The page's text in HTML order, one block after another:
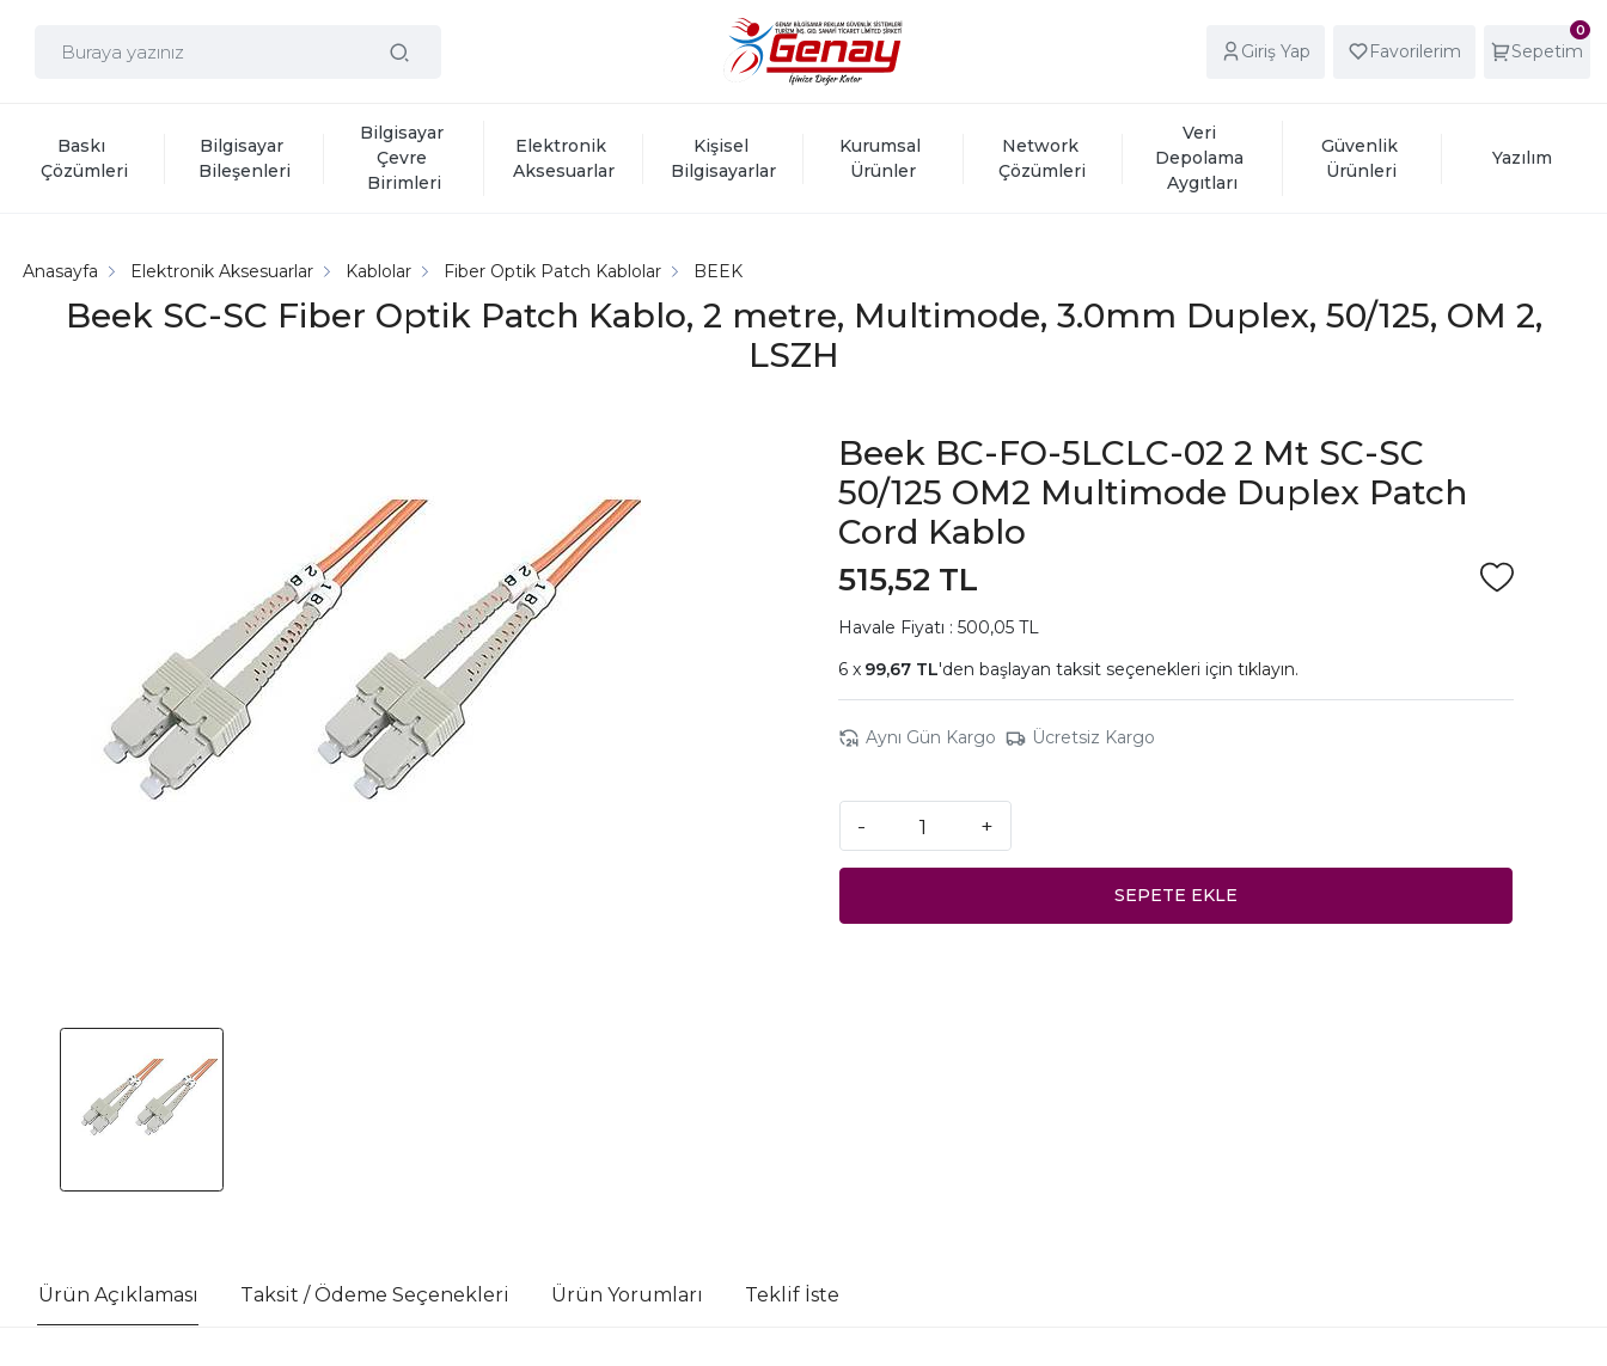
Giriş Yap Favorilerim
0
Sepetim
Baskı
Çözümleri
Bilgisayar
Bileşenleri
Bilgisayar
Çevre
Birimleri
Elektronik
Aksesuarlar
Kişisel
Bilgisayarlar
Kurumsal
Ürünler
Network
Çözümleri
Veri
Depolama
Aygıtları
Güvenlik
Ürünleri
Yazılım
Beek SC-SC Fiber Optik Patch Kablo, 2 metre, Multimode, 3.0mm Duplex, 50/125, OM 2,
LSZH
Anasayfa Elektronik Aksesuarlar Kablolar Fiber Optik Patch Kablolar BEEK
Beek BC-FO-5LCLC-02 2 Mt SC-SC
50/125 OM2 Multimode Duplex Patch
Cord Kablo
515,52 TL
Havale Fiyatı : 500,05 TL
99,67 TL'den başlayan taksit seçenekleri için tıklayın.
Aynı Gün Kargo Ücretsiz Kargo
- +
SEPETE EKLE
Ürün Açıklaması Taksit / Ödeme Seçenekleri Ürün Yorumları Teklif İste